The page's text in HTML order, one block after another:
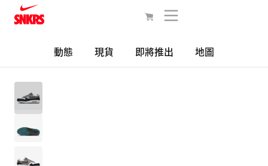
動態 現貨 即將推出 地圖